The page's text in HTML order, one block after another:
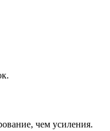
чем усиления.